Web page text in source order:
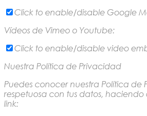
Click to enable/disable Google
Vídeos de Vimeo o Youtube:
Click to enable/disable video
Nuestra Política de Privacidad
Puedes conocer nuestra Política de
respetuosa con tus datos, haciendo
link: